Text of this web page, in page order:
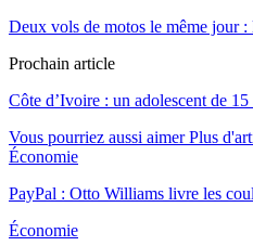
Deux vols de motos le même jour :
Prochain article
Côte d’Ivoire : un adolescent de
Vous pourriez aussi aimer Plus
Économie
PayPal : Otto Williams livre les
Économie